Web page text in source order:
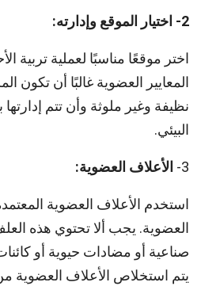
2- اختيار الموقع وإدارته:
اختر موقعًا مناسبًا لعملية تربية
المعايير العضوية غالبًا أن تكون
نظيفة وغير ملوثة وأن تتم إدارتها
البيئي.
3- الأعلاف العضوية:
استخدم الأعلاف العضوية
العضوية. يجب ألا تحتوي هذه
صناعية أو مضادات حيوية أو
يتم استخلاص الأعلاف العضوية